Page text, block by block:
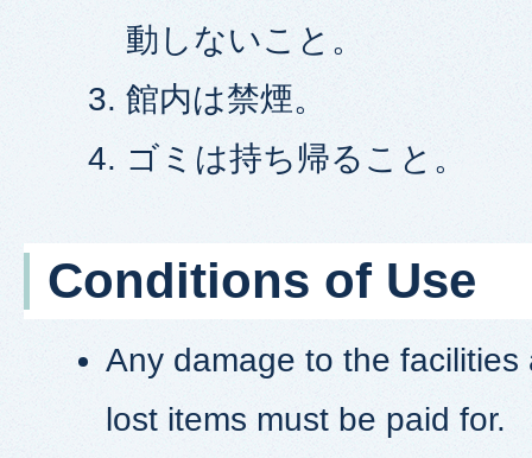
動しないこと。
館内は禁煙。
ゴミは持ち帰ること。
Conditions of Use
Any damage to the
lost items must be paid for.